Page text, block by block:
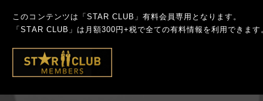
このコンテンツは「STAR CLUB」有料会員専用となります。
「STAR CLUB」は月額300円+税で全ての有料情報を利用できます